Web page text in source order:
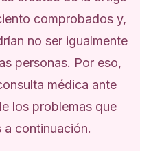
comprobados y,
no ser igualmente
personas. Por eso,
médica ante
los problemas que
a continuación.